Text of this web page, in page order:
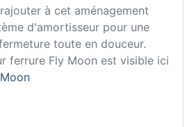
à cet aménagement
d'amortisseur pour une
toute en douceur.
ferrure Fly Moon est visible ici